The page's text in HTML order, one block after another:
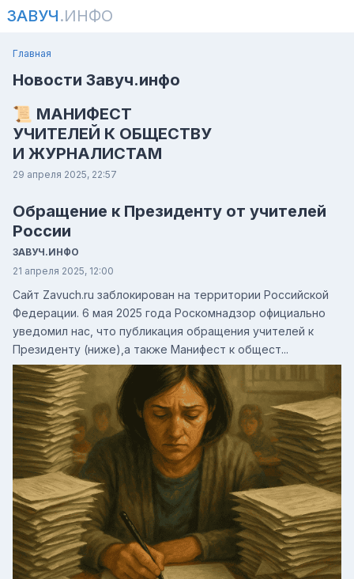
ЗАВУЧ.ИНФО
Главная
Новости Завуч.инфо
📜 МАНИФЕСТ
УЧИТЕЛЕЙ К ОБЩЕСТВУ
И ЖУРНАЛИСТАМ
29 апреля 2025, 22:57
Обращение к Президенту от учителей
России
ЗАВУЧ.ИНФО
21 апреля 2025, 12:00
Сайт Zavuch.ru заблокирован на территории Российской
Федерации. 6 мая 2025 года Роскомнадзор официально
уведомил нас, что публикация обращения учителей к
Президенту (ниже),а также Манифест к общест...